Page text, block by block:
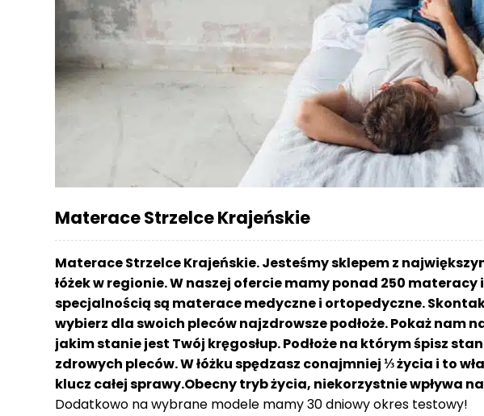
Materace Strzelce Krajeńskie
Materace Strzelce Krajeńskie. Jesteśmy sklepem z
łóżek w regionie. W naszej ofercie mamy ponad 250 materacy i
specjalnością są materace medyczne i ortopedyczne.
wybierz dla swoich pleców najzdrowsze podłoże. Pokaż nam
jakim stanie jest Twój kręgosłup. Podłoże na którym śpisz
zdrowych pleców. W łóżku spędzasz conajmniej ⅓ życia i to
klucz całej sprawy.Obecny tryb życia, niekorzystnie wpływa
Dodatkowo na wybrane modele mamy 30 dniowy okres testowy!